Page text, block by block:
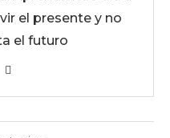
el presente y no
el futuro